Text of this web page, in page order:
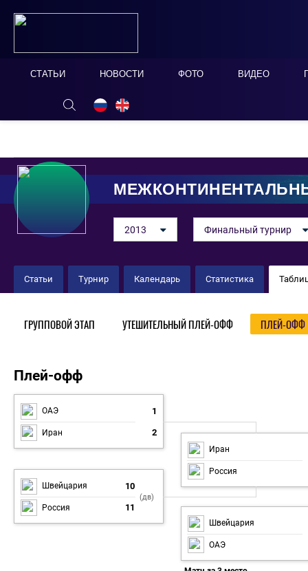
СТАТЬИ НОВОСТИ ФОТО ВИДЕО
ОНЛАЙН ТАБЛО СКРЫТЬ
2013 Финальный турнир
Статьи Турнир Календарь Статистика
ГРУППОВОЙ ЭТАП УТЕШИТЕЛЬНЫЙ ПЛЕЙ-ОФФ ПЛЕЙ-ОФФ
Плей-офф
ОАЭ 1
Иран 2
Швейцария 10
(дв)
Россия 11
Иран
Россия
Швейцария
ОАЭ